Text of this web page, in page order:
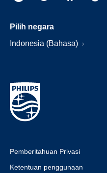
Pilih negara
Indonesia (Bahasa)
Pemberitahuan Privasi
Ketentuan penggunaan